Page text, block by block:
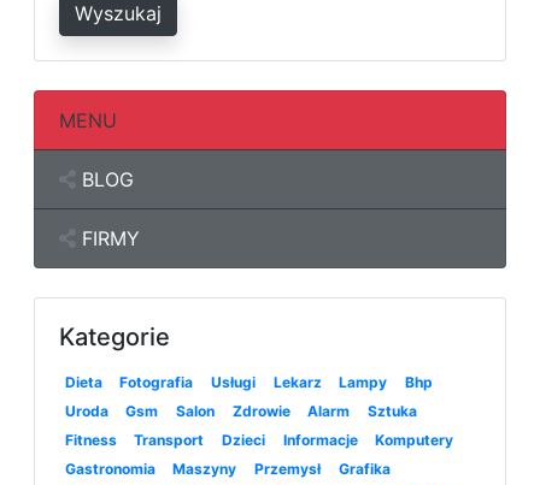
Wyszukaj
MENU
BLOG
FIRMY
Kategorie
Dieta Fotografia Usługi Lekarz Lampy
Bhp
Uroda
Gsm Salon Zdrowie Alarm
Sztuka
Fitness
Transport Dzieci Informacje
Komputery
Gastronomia
Maszyny Przemysł
Grafika